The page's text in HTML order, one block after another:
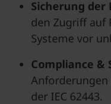
Sicherung
den Zugriff auf
Systeme vor
Compliance &
Anforderungen
der IEC 62443.